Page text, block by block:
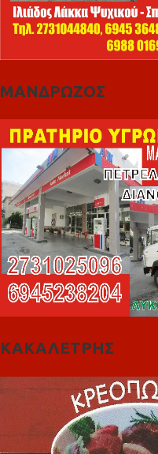
ΜΑΝΔΡΩΖΟΣ
ΚΑΚΑΛΕΤΡΗΣ